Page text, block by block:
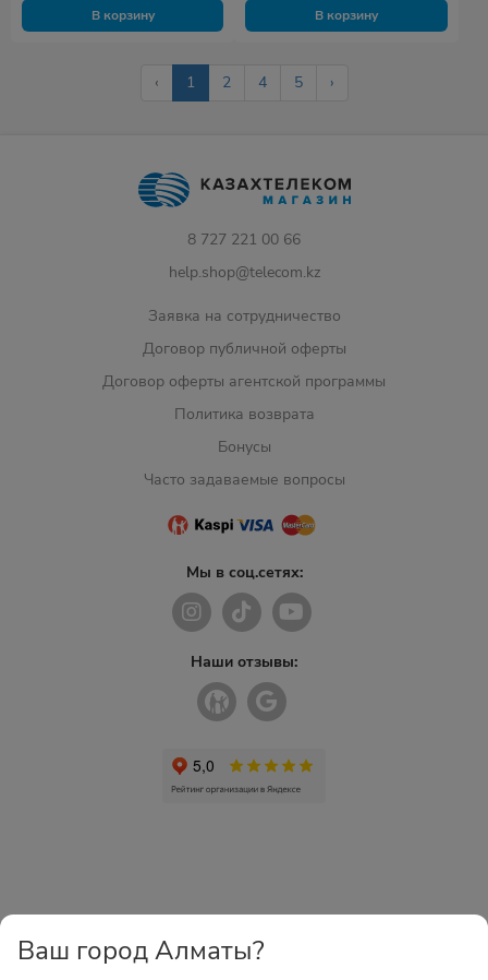
В корзину В корзину
‹ 1 2 4 5 ›
8 727 221 00 66
help.shop@telecom.kz
Заявка на сотрудничество
Договор публичной оферты
Договор оферты агентской программы
Политика возврата
Бонусы
Часто задаваемые вопросы
Мы в соц.сетях:
Наши отзывы:
Ваш город Алматы?